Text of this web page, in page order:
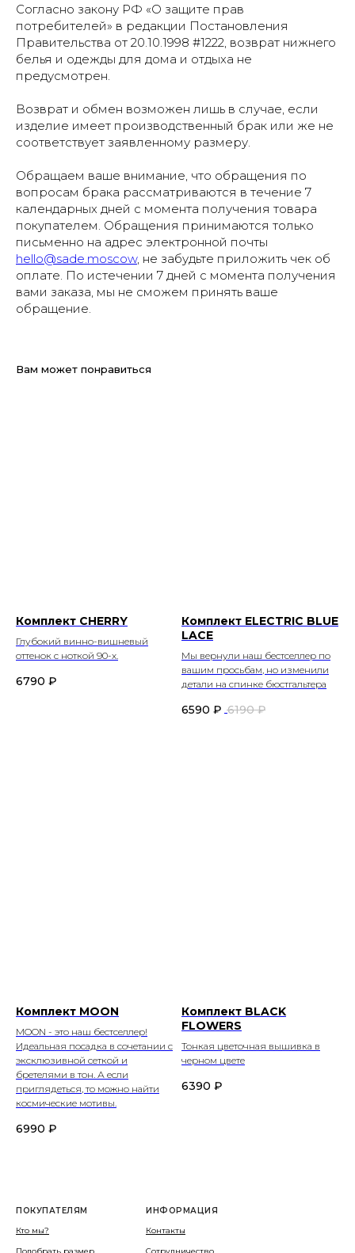
Согласно закону РФ «О защите прав
потребителей» в редакции Постановления
Правительства от 20.10.1998 #1222, возврат нижнего
белья и одежды для дома и отдыха не
предусмотрен.
Возврат и обмен возможен лишь в случае, если
изделие имеет производственный брак или же не
соответствует заявленному размеру.
Обращаем ваше внимание, что обращения по
вопросам брака рассматриваются в течение 7
календарных дней с момента получения товара
покупателем. Обращения принимаются только
письменно на адрес электронной почты
hello@sade.moscow, не забудьте приложить чек об
оплате. По истечении 7 дней с момента получения
вами заказа, мы не сможем принять ваше
обращение.
Вам может понравиться
Комплект CHERRY
Глубокий винно-вишневый
оттенок с ноткой 90-х.
6790 ₽
Комплект ELECTRIC BLUE
LACE
Мы вернули наш бестселлер по
вашим просьбам, но изменили
детали на спинке бюстгальтера
6590 ₽ 6190 ₽
Комплект MOON
MOON - это наш бестселлер!
Идеальная посадка в сочетании с
эксклюзивной сеткой и
бретелями в тон. А если
приглядеться, то можно найти
космические мотивы.
6990 ₽
Комплект BLACK
FLOWERS
Тонкая цветочная вышивка в
черном цвете
6390 ₽
ПОКУПАТЕЛЯМ
ИНФОРМАЦИЯ
Кто мы?
Подобрать размер
Контакты
Сотрудничество